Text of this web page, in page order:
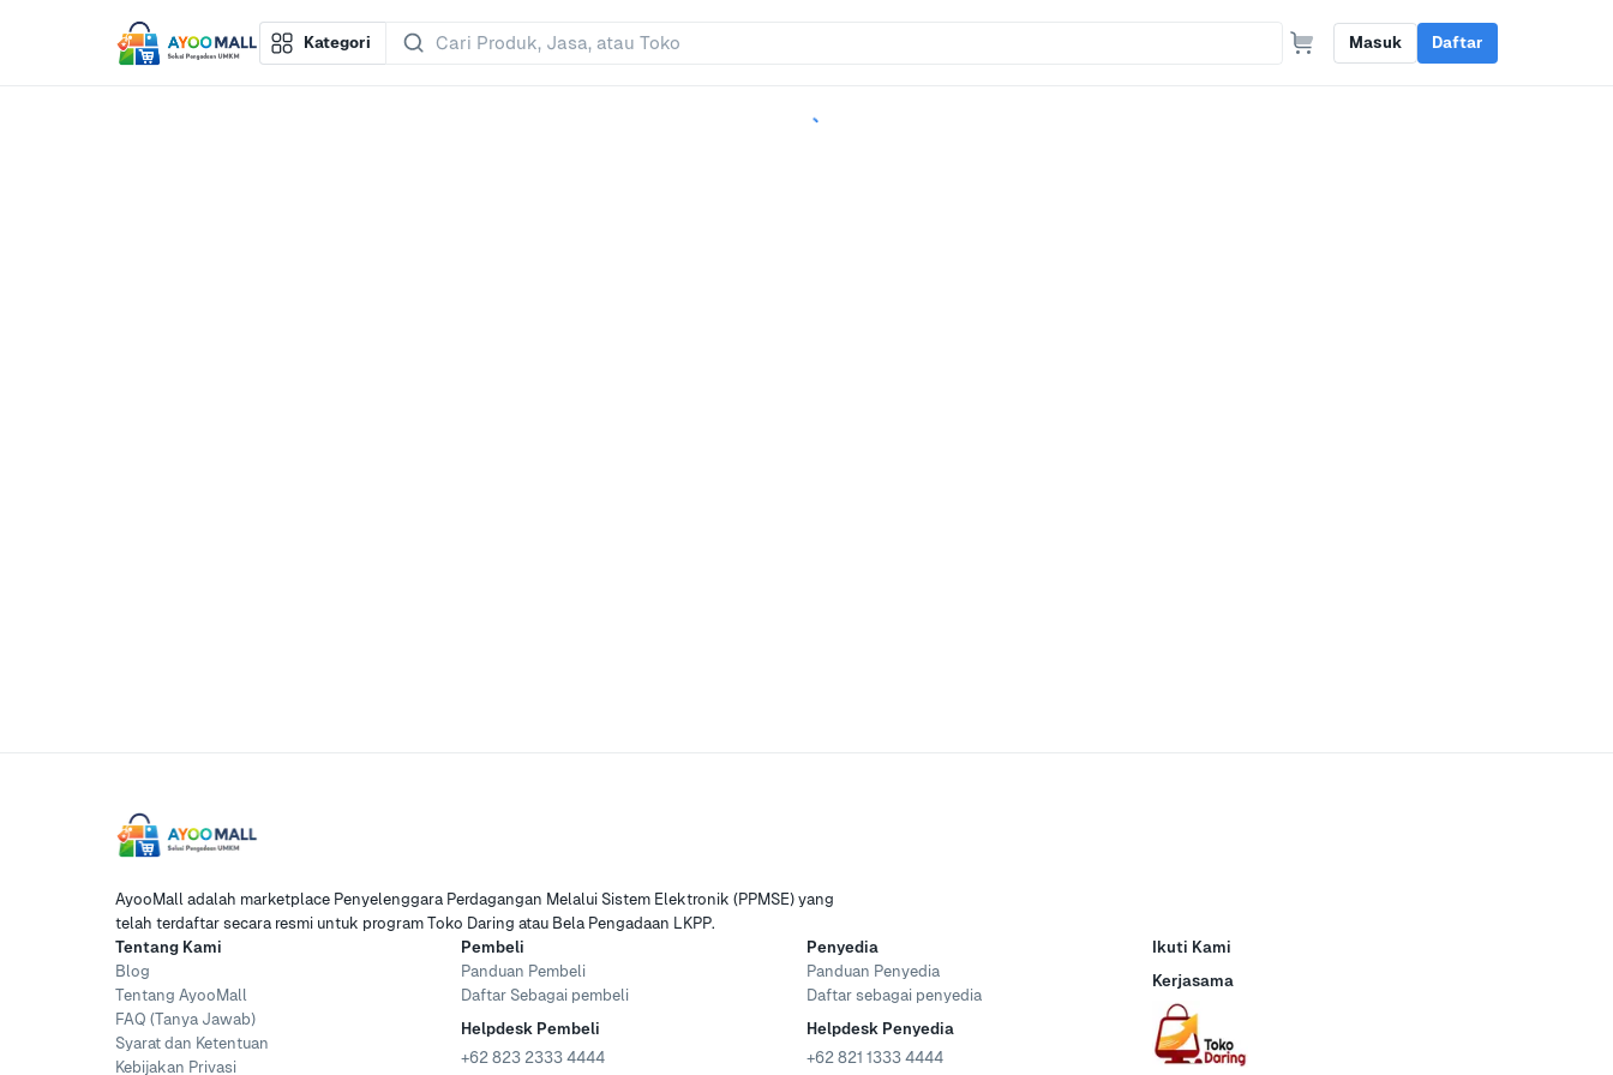
Kategori Masuk Daftar
AyooMall adalah marketplace Penyelenggara Perdagangan Melalui Sistem Elektronik (PPMSE) yang
telah terdaftar secara resmi untuk program Toko Daring atau Bela Pengadaan LKPP.
Tentang Kami
Blog
Tentang AyooMall
FAQ (Tanya Jawab)
Syarat dan Ketentuan
Kebijakan Privasi
Pembeli
Panduan Pembeli
Daftar Sebagai pembeli
Helpdesk Pembeli
+62 823 2333 4444
Penyedia
Panduan Penyedia
Daftar sebagai penyedia
Helpdesk Penyedia
+62 821 1333 4444
Ikuti Kami
Kerjasama